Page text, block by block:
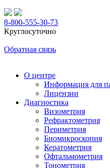
8-800-555-30-73
Круглосуточно
Обратная связь
О центре
Информация для
Лицензии
Диагностика
Визометрия
Рефрактометрия
Периметрия
Биомикроскопия
Кератометрия
Офтальмометрия
Тонометрия